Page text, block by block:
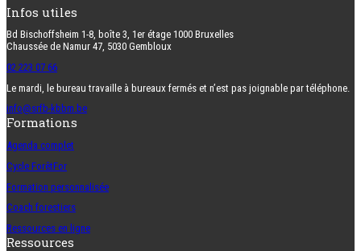
Infos utiles
Bd Bischoffsheim 1-8, boîte 3, 1er étage 1000 Bruxelles
Chaussée de Namur 47, 5030 Gembloux
02 223 07 66
Le mardi, le bureau travaille à bureaux fermés et n’est pas joignable par téléphone.
info@srfb-kbbm.be
Formations
Agenda complet
Cycle ForêtFor
Formation personnalisée
Coach forestiers
Ressources en ligne
Ressources